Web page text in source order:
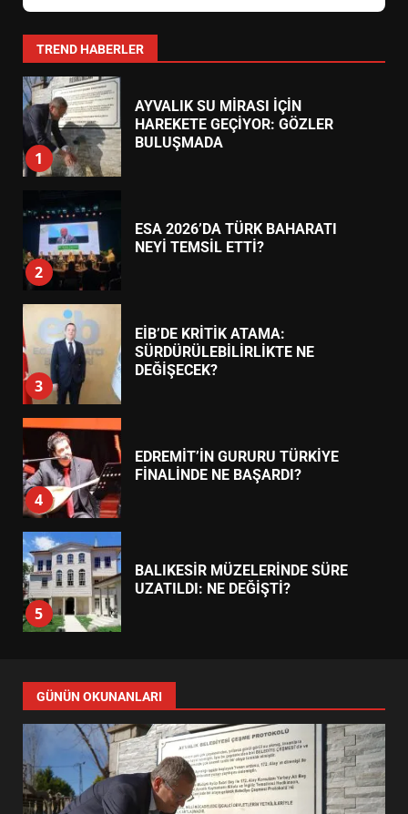
TREND HABERLER
7
YENİ YÖNETİM NASIL
1
AYVALIK SU MİRASI İÇİN
HAREKETE GEÇİYOR: GÖZLER
BULUŞMADA
2
ESA 2026’DA TÜRK BAHARATI
NEYİ TEMSİL ETTİ?
3
EİB’DE KRİTİK ATAMA:
SÜRDÜRÜLEBİLİRLİKTE NE
DEĞİŞECEK?
4
EDREMİT’İN GURURU TÜRKİYE
FİNALİNDE NE BAŞARDI?
5
BALIKESİR MÜZELERİNDE SÜRE
UZATILDI: NE DEĞİŞTİ?
6
TURNUVASI KAYITLARI NEYİ
DEĞİŞTİRİYOR?
BURHANİYE BELEDİYESPOR’DA
YENİ YÖNETİM NASIL
GÜNÜN OKUNANLARI